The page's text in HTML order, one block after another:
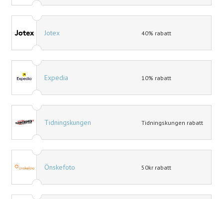
Jotex 40% rabatt
Expedia 10% rabatt
Tidningskungen Tidningskungen rabatt
Önskefoto 50kr rabatt